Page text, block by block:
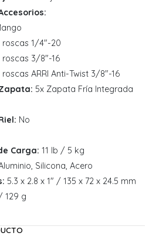
roscas 1/4"-20
roscas 3/8"-16
roscas ARRI Anti-Twist 3/8"-16
5x Zapata Fría Integrada
No
Carga: 11 lb / 5 kg
Silicona, Acero
5.3 x 2.8 x 1" / 135 x 72 x 24.5 mm
129 g